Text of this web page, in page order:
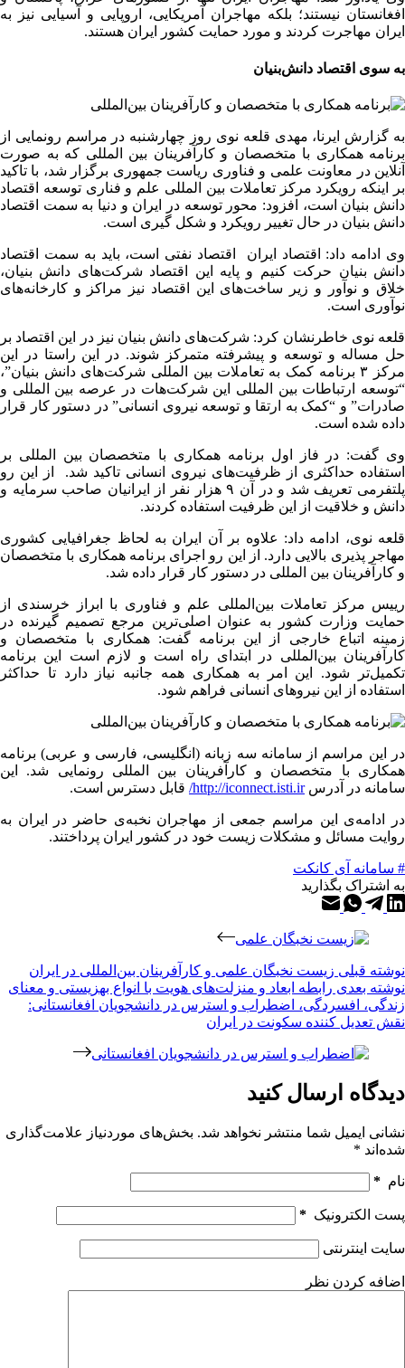
افغانستان نیستند؛ بلکه مهاجران آمریکایی، اروپایی و آسیایی نیز به
ایران مهاجرت کردند و مورد حمایت کشور ایران هستند.
به سوی اقتصاد دانش‌بنیان
به گزارش ایرنا، مهدی قلعه نوی روز چهارشنبه در مراسم رونمایی از
برنامه همکاری با متخصصان و کارآفرینان بین المللی که به صورت
آنلاین در معاونت علمی و فناوری ریاست جمهوری برگزار شد، با تاکید
بر اینکه رویکرد مرکز تعاملات بین المللی علم و فناری توسعه اقتصاد
دانش بنیان است، افزود: محور توسعه در ایران و دنیا به سمت اقتصاد
دانش بنیان در حال تغییر رویکرد و شکل گیری است.
وی ادامه داد: اقتصاد ایران اقتصاد نفتی است، باید به سمت اقتصاد
دانش بنیان حرکت کنیم و پایه این اقتصاد شرکت‌های دانش بنیان،
خلاق و نوآور و زیر ساخت‌های این اقتصاد نیز مراکز و کارخانه‌های
نوآوری است.
قلعه نوی خاطرنشان کرد: شرکت‌های دانش بنیان نیز در این اقتصاد بر
حل مساله و توسعه و پیشرفته متمرکز شوند. در این راستا در این
مرکز ۳ برنامه کمک به تعاملات بین المللی شرکت‌های دانش بنیان”،
“توسعه ارتباطات بین المللی این شرکت‌هات در عرصه بین المللی و
صادرات” و “کمک به ارتقا و توسعه نیروی انسانی” در دستور کار قرار
داده شده است.
وی گفت: در فاز اول برنامه همکاری با متخصصان بین المللی بر
استفاده حداکثری از ظرفیت‌های نیروی انسانی تاکید شد. از این رو
پلتفرمی تعریف شد و در آن ۹ هزار نفر از ایرانیان صاحب سرمایه و
دانش و خلاقیت از این ظرفیت استفاده کردند.
قلعه نوی، ادامه داد: علاوه بر آن ایران به لحاظ جغرافیایی کشوری
مهاجر پذیری بالایی دارد. از این رو اجرای برنامه همکاری با متخصصان
و کارآفرینان بین المللی در دستور کار قرار داده شد.
رییس مرکز تعاملات بین‌المللی علم و فناوری با ابراز خرسندی از
حمایت وزارت کشور به عنوان اصلی‌ترین مرجع تصمیم گیرنده در
زمینه اتباع خارجی از این برنامه گفت: همکاری با متخصصان و
کارآفرینان بین‌المللی در ابتدای راه است و لازم است این برنامه
تکمیل‌تر شود. این امر به همکاری همه جانبه نیاز دارد تا حداکثر
استفاده از این نیروهای انسانی فراهم شود.
در این مراسم از سامانه سه زبانه (انگلیسی، فارسی و عربی) برنامه
همکاری با متخصصان و کارآفرینان بین المللی رونمایی شد. این
سامانه در آدرسhttp://iconnect.isti.ir/ قابل دسترس است.
در ادامه‌ی این مراسم جمعی از مهاجران نخبه‌ی حاضر در ایران به
روایت مسائل و مشکلات زیست خود در کشور ایران پرداختند.
# سامانه آی کانکت
به اشتراک بگذارید
نوشته قبلی زیست نخبگان علمی و کارآفرینان بین‌المللی در ایران
نوشته بعدی رابطه ابعاد و منزلت‌های هویت با انواع بهزیستی و معنای
زندگی، افسردگی، اضطراب و استرس در دانشجویان افغانستانی:
نقش تعدیل کننده سکونت در ایران
دیدگاه ارسال کنید
نشانی ایمیل شما منتشر نخواهد شد. بخش‌های موردنیاز علامت‌گذاری
شده‌اند *
نام *
پست الکترونیک *
سایت اینترنتی
اضافه کردن نظر